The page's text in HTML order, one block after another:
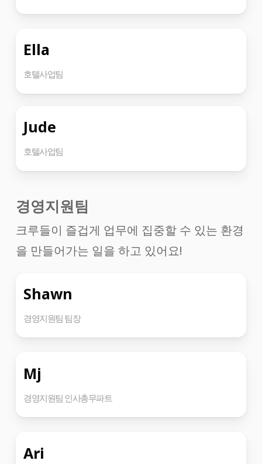
Ella
호텔사업팀
Jude
호텔사업팀
경영지원팀
크루들이 즐겁게 업무에 집중할 수 있는 환경
을 만들어가는 일을 하고 있어요!
Shawn
경영지원팀 팀장
Mj
경영지원팀 인사총무파트
Ari